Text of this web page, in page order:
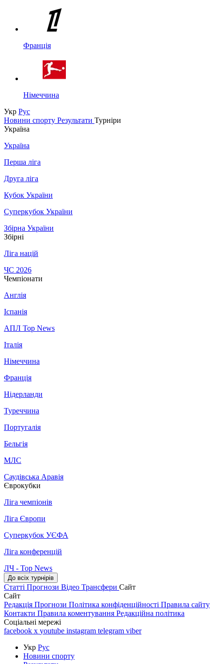
Франція
Німеччина
Укр Рус
Новини спорту Результати Турніри
Україна
Україна
Перша ліга
Друга ліга
Кубок України
Суперкубок України
Збірна України
Збірні
Ліга націй
ЧС 2026
Чемпіонати
Англія
Іспанія
АПЛ Top News
Італія
Німеччина
Франція
Нідерланди
Туреччина
Португалія
Бельгія
МЛС
Саудівська Аравія
Єврокубки
Ліга чемпіонів
Ліга Європи
Суперкубок УЄФА
Ліга конференцій
ЛЧ - Top News
До всіх турнірів
Статті Прогнози Відео Трансфери Сайт
Сайт
Редакція Прогнози Політика конфіденційності Правила сайту
Контакти Правила коментування Редакційна політика
Соціальні мережі
facebook x youtube instagram telegram viber
Укр Рус
Новини спорту